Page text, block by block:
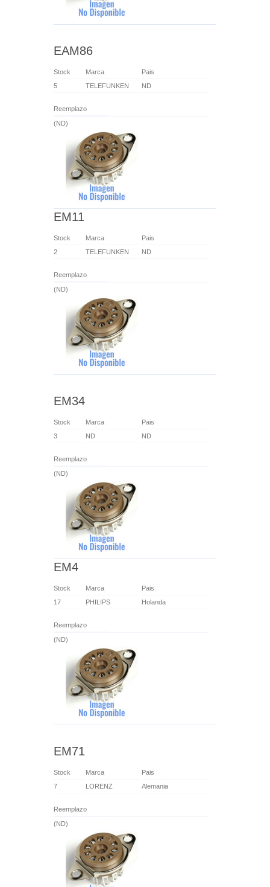
EAM86
Stock Marca
Pais
5
TELEFUNKEN ND
Reemplazo
(ND)
EM11
Stock Marca
Pais
2
TELEFUNKEN ND
Reemplazo
(ND)
EM34
Stock Marca
Pais
3
ND ND
Reemplazo
(ND)
EM4
Stock Marca
Pais
17
PHILIPS Holanda
Reemplazo
(ND)
EM71
Stock Marca
Pais
7
LORENZ Alemania
Reemplazo
(ND)